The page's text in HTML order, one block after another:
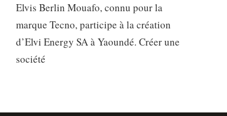
Elvis Berlin Mouafo, connu pour la
marque Tecno, participe à la création
d’Elvi Energy SA à Yaoundé. Créer une
société